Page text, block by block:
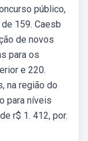
público,
159. Caesb
de novos
para os
e 220.
na região do
para níveis
r$ 1. 412, por.